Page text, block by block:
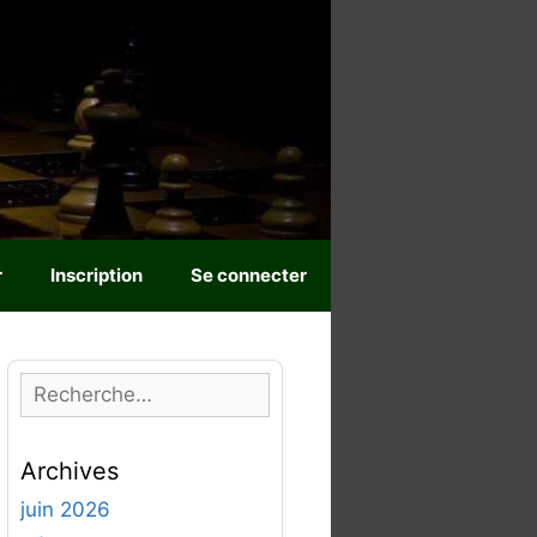
Inscription Se connecter
e
h
e
Archives
juin 2026